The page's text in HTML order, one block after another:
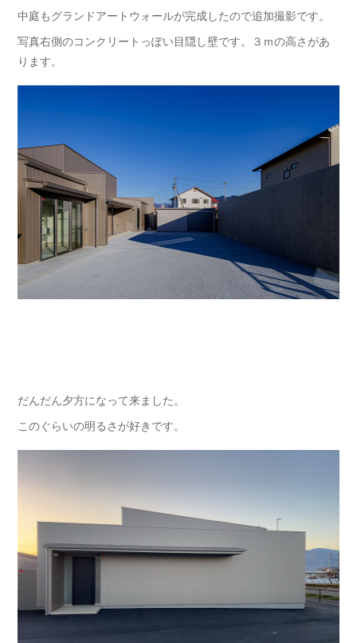
中庭もグランドアートウォールが完成したので追加撮影です。
写真右側のコンクリートっぽい目隠し壁です。３ｍの高さがあ
ります。
だんだん夕方になって来ました。
このぐらいの明るさが好きです。